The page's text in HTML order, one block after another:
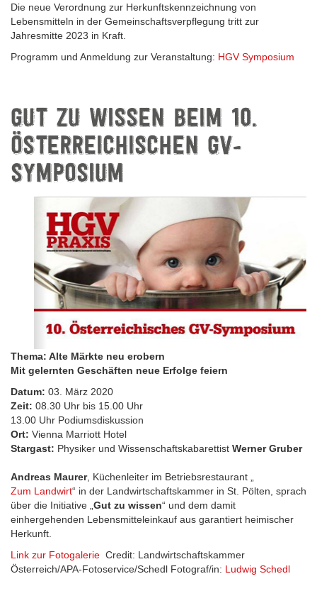
Die neue Verordnung zur Herkunftskennzeichnung von
Lebensmitteln in der Gemeinschaftsverpflegung tritt zur
Jahresmitte 2023 in Kraft.
Programm und Anmeldung zur Veranstaltung: HGV Symposium
GUT ZU WISSEN BEIM 10.
ÖSTERREICHISCHEN GV-
SYMPOSIUM
Thema: Alte Märkte neu erobern
Mit gelernten Geschäften neue Erfolge feiern
Datum: 03. März 2020
Zeit: 08.30 Uhr bis 15.00 Uhr
13.00 Uhr Podiumsdiskussion
Ort: Vienna Marriott Hotel
Stargast: Physiker und Wissenschaftskabarettist Werner Gruber
Andreas Maurer, Küchenleiter im Betriebsrestaurant „
Zum Landwirt“ in der Landwirtschaftskammer in St. Pölten, sprach
über die Initiative „ Gut zu wissen“ und dem damit
einhergehenden Lebensmitteleinkauf aus garantiert heimischer
Herkunft.
Link zur Fotogalerie Credit: Landwirtschaftskammer
Österreich/APA-Fotoservice/Schedl Fotograf/in: Ludwig Schedl